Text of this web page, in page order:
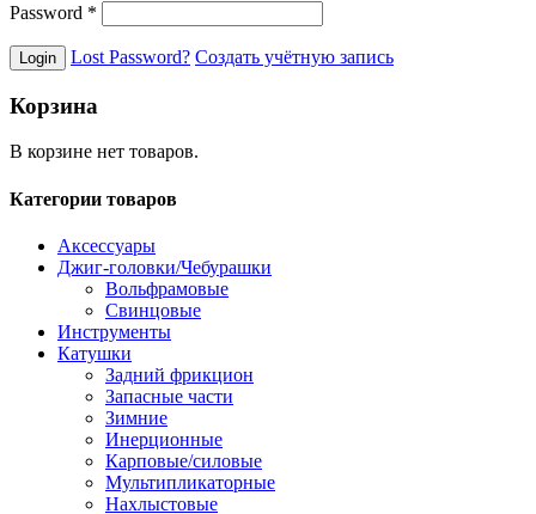
Password *
Lost Password? Создать учётную запись
Корзина
В корзине нет товаров.
Категории товаров
Аксессуары
Джиг-головки/Чебурашки
Вольфрамовые
Свинцовые
Инструменты
Катушки
Задний фрикцион
Запасные части
Зимние
Инерционные
Карповые/силовые
Мультипликаторные
Нахлыстовые